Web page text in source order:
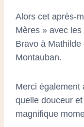
Alors cet après-
Mères » avec
Bravo à
Montauban.
Merci également
quelle douceur
magnifique